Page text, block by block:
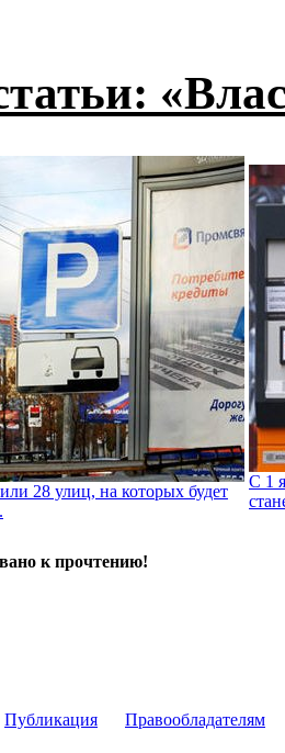
28 улиц, на которых будет
С 1
к прочтению!
Публикация Правообладателям